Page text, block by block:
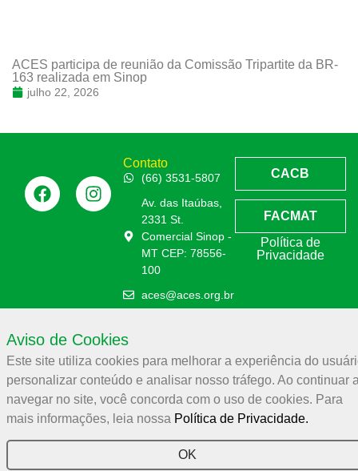
ACES participa de reunião da Comissão Tripartite da BR-
163 realizada em Sinop
julho 22, 2026
Contato
(66) 3531-5807
Av. das Itaúbas,
2331 St.
Comercial Sinop -
MT CEP: 78556-
100
aces@aces.org.br
CACB
FACMAT
Política de
Privacidade
Associação Comercial e Empresarial de Sinop – ACES
32.944.910/0001-19
ACES – 2026© Todos os direitos reservados
Aviso de Cookies
Este site utiliza cookies para melhorar a experiência do
personalizar conteúdo e analisar nosso tráfego. Ao continuar
navegar no site, você concorda com o uso de cookies. Para
mais informações, leia nossa Política de Privacidade.
OK